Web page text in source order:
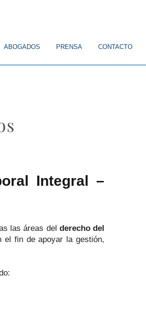
ABOGADOS PRENSA CONTACTO
Integral –
las áreas del derecho del
el fin de apoyar la gestión,